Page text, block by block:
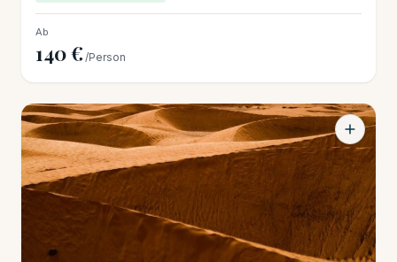
Ab
140 € /Person